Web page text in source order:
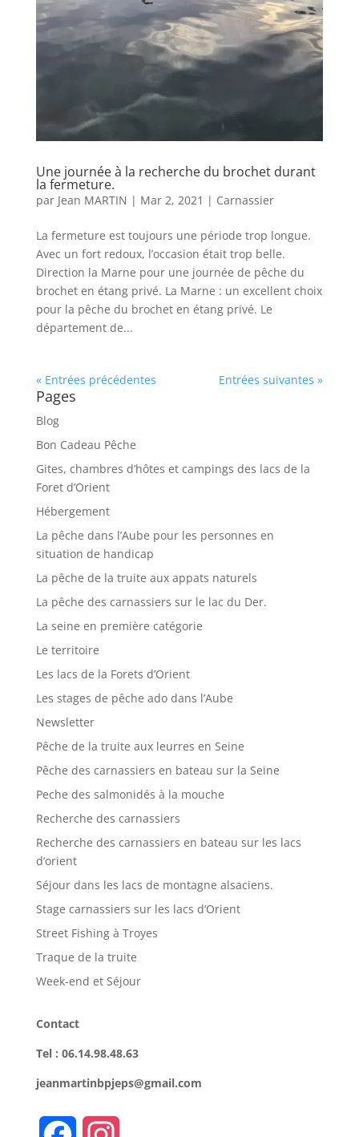
Une journée à la recherche du brochet durant
la fermeture.
par Jean MARTIN | Mar 2, 2021 | Carnassier
La fermeture est toujours une période trop longue.
Avec un fort redoux, l’occasion était trop belle.
Direction la Marne pour une journée de pêche du
brochet en étang privé. La Marne : un excellent choix
pour la pêche du brochet en étang privé. Le
département de...
« Entrées précédentes Entrées suivantes »
Pages
Blog
Bon Cadeau Pêche
Gites, chambres d’hôtes et campings des lacs de la
Foret d’Orient
Hébergement
La pêche dans l’Aube pour les personnes en
situation de handicap
La pêche de la truite aux appats naturels
La pêche des carnassiers sur le lac du Der.
La seine en première catégorie
Le territoire
Les lacs de la Forets d’Orient
Les stages de pêche ado dans l’Aube
Newsletter
Pêche de la truite aux leurres en Seine
Pêche des carnassiers en bateau sur la Seine
Peche des salmonidés à la mouche
Recherche des carnassiers
Recherche des carnassiers en bateau sur les lacs
d’orient
Séjour dans les lacs de montagne alsaciens.
Stage carnassiers sur les lacs d’Orient
Street Fishing à Troyes
Traque de la truite
Week-end et Séjour
Contact
Tel : 06.14.98.48.63
jeanmartinbpjeps@gmail.com